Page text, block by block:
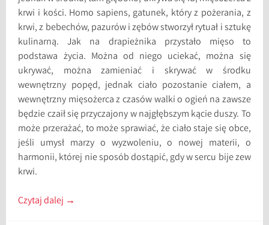
krwi i kości. Homo sapiens, gatunek, który z pożerania, z
krwi, z bebechów, pazurów i zębów stworzył rytuał i sztukę
kulinarną. Jak na drapieżnika przystało mięso to
podstawa życia. Można od niego uciekać, można się
ukrywać, można zamieniać i skrywać w środku
wewnętrzny popęd, jednak ciało pozostanie ciałem, a
wewnętrzny mięsożerca z czasów walki o ogień na zawsze
będzie czaił się przyczajony w najgłębszym kącie duszy. To
może przerażać, to może sprawiać, że ciało staje się obce,
jeśli umysł marzy o wyzwoleniu, o nowej materii, o
harmonii, której nie sposób dostąpić, gdy w sercu bije zew
krwi.
Czytaj dalej →